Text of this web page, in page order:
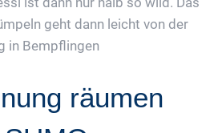
geht dann leicht von der
in Bempflingen
räumen